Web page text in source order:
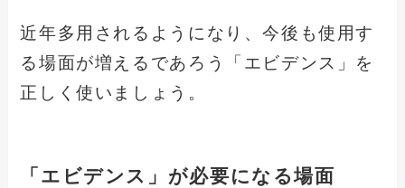
近年多用されるようになり、今後も使用す
る場面が増えるであろう「エビデンス」を
正しく使いましょう。
「エビデンス」が必要になる場面